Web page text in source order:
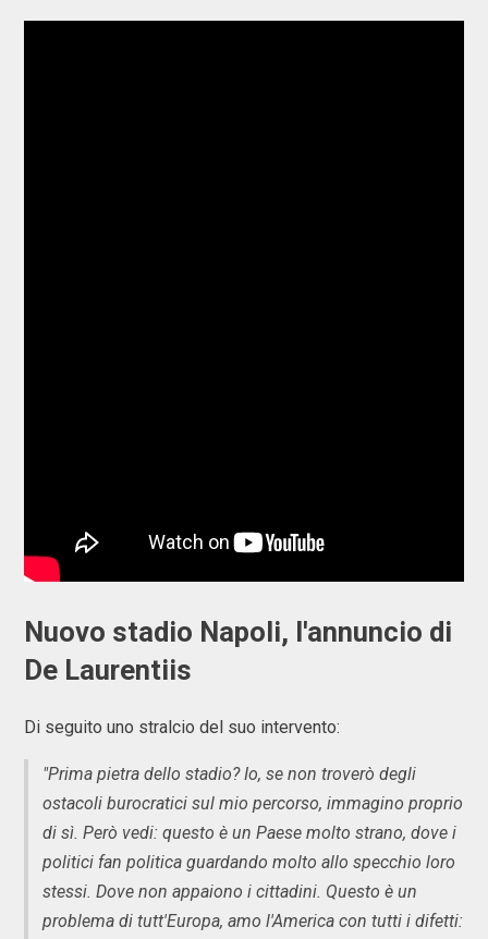
Nuovo stadio Napoli, l'annuncio di
De Laurentiis
Di seguito uno stralcio del suo intervento:
"Prima pietra dello stadio? Io, se non troverò degli
ostacoli burocratici sul mio percorso, immagino proprio
di sì. Però vedi: questo è un Paese molto strano, dove i
politici fan politica guardando molto allo specchio loro
stessi. Dove non appaiono i cittadini. Questo è un
problema di tutt'Europa, amo l'America con tutti i difetti: